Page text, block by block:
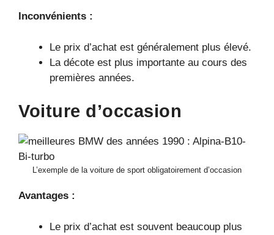
Inconvénients :
Le prix d’achat est généralement plus élevé.
La décote est plus importante au cours des
premières années.
Voiture d’occasion
L’exemple de la voiture de sport obligatoirement d’occasion
Avantages :
Le prix d’achat est souvent beaucoup plus